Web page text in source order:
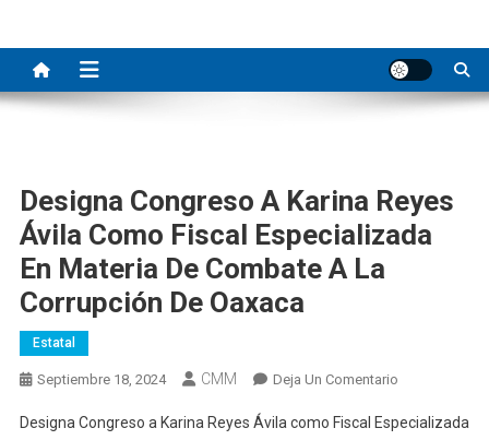
Designa Congreso A Karina Reyes
Ávila Como Fiscal Especializada
En Materia De Combate A La
Corrupción De Oaxaca
Estatal
Septiembre 18, 2024 CMM Deja Un ComentarioEn
Congreso
Designa Congreso a Karina Reyes Ávila como Fiscal Especializada